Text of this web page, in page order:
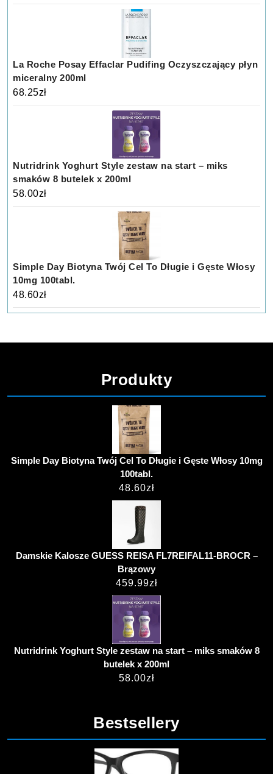
La Roche Posay Effaclar Pudifing Oczyszczający płyn
miceralny 200ml
68.25zł
Nutridrink Yoghurt Style zestaw na start – miks
smaków 8 butelek x 200ml
58.00zł
Simple Day Biotyna Twój Cel To Długie i Gęste Włosy
10mg 100tabl.
48.60zł
Produkty
Simple Day Biotyna Twój Cel To Długie i Gęste Włosy 10mg
100tabl.
48.60zł
Damskie Kalosze GUESS REISA FL7REIFAL11-BROCR –
Brązowy
459.99zł
Nutridrink Yoghurt Style zestaw na start – miks smaków 8
butelek x 200ml
58.00zł
Bestsellery